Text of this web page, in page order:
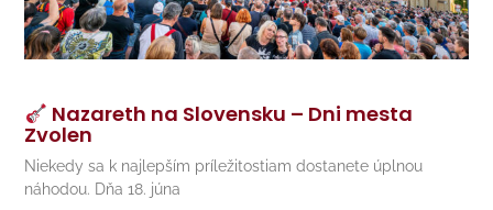
Nazareth na Slovensku – Dni mesta
Zvolen
Niekedy sa k najlepším príležitostiam dostanete úplnou
náhodou. Dňa 18. júna